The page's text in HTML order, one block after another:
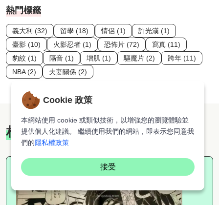
熱門標籤
義大利 (32) 留學 (18) 情侶 (1)
許光漢 (1)
臺影 (10)
火影忍者 (1) 恐怖片 (72)
寫真 (11)
豹紋 (1)
隔音 (1) 增肌 (1) 驅魔片 (2)
跨年 (11)
NBA (2)
夫妻關係 (2)
相關推薦
Cookie 政策
本網站使用 cookie 或類似技術，以增強您的瀏覽體驗並
提供個人化建議。 繼續使用我們的網站，即表示您同意我
們的隱私權政策
接受